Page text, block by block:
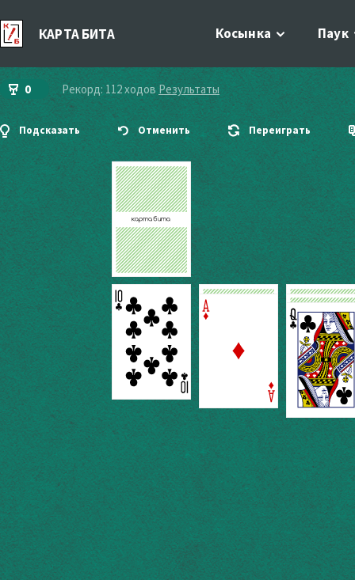
КАРТА БИТА Косынка Паук
0 Рекорд: 112 ходовРезультаты
Подсказать Отменить Переиграть